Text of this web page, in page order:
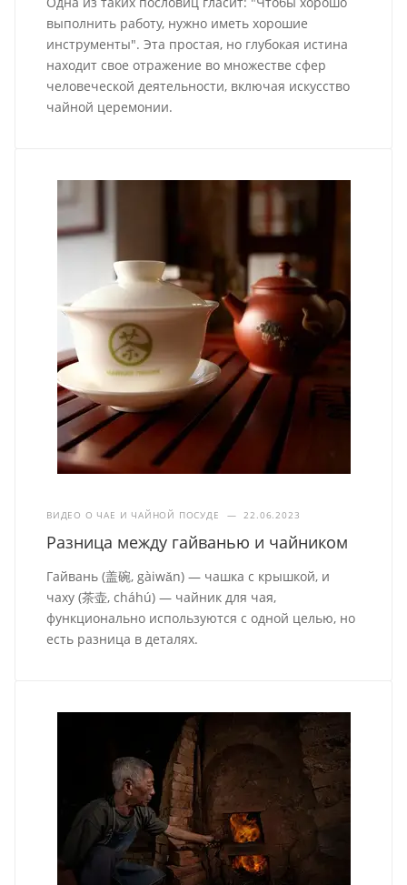
выполнить работу, нужно иметь хорошие
инструменты". Эта простая, но глубокая истина
находит свое отражение во множестве сфер
человеческой деятельности, включая искусство
чайной церемонии.
ВИДЕО О ЧАЕ И ЧАЙНОЙ ПОСУДЕ — 22.06.2023
Разница между гайванью и чайником
Гайвань (盖碗, gàiwǎn) — чашка с крышкой, и
чаху (茶壶, cháhú) — чайник для чая,
функционально используются с одной целью, но
есть разница в деталях.